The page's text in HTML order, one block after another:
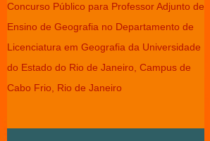
Concurso Público para Professor Adjunto de
Ensino de Geografia no Departamento de
Licenciatura em Geografia da Universidade
do Estado do Rio de Janeiro, Campus de
Cabo Frio, Rio de Janeiro